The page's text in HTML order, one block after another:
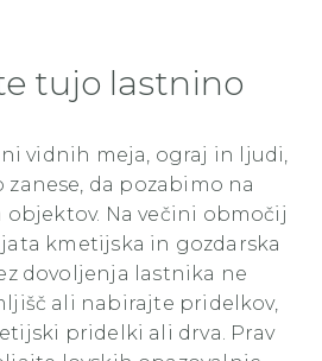
tujo lastnino
vidnih meja, ograj in ljudi,
zanese, da pozabimo na
objektov. Na večini območij
kmetijska in gozdarska
dovoljenja lastnika ne
ali nabirajte pridelkov,
pridelki ali drva. Prav